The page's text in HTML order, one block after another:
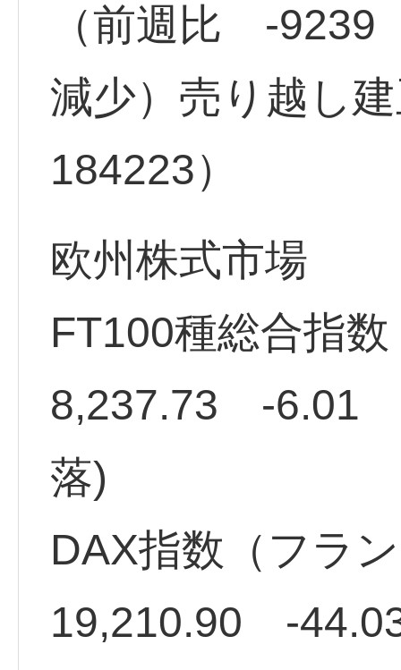
（前週比 -
減少）売り越し
184223）
欧州株式市場
FT100種総合指
8,237.73 -6.01
落)
DAX指数（フラ
19,210.90 -